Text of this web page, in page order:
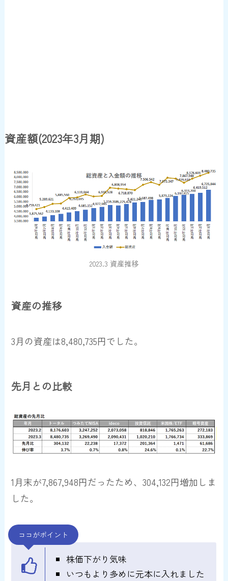
資産額(2023年3月期)
2023.3 資産推移
資産の推移
3月の資産は8,480,735円でした。
先月との比較
1月末が7,867,948円だったため、304,132円増加 しま
した。
ココがポイント
株価下がり気味
いつもより多めに元本に入れました